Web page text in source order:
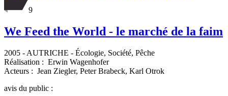
9
We Feed the World - le marché de la faim
2005 - AUTRICHE - Écologie, Société, Pêche
Réalisation : Erwin Wagenhofer
Acteurs : Jean Ziegler, Peter Brabeck, Karl Otrok
avis du public :